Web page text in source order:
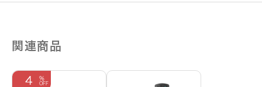
関連商品
4